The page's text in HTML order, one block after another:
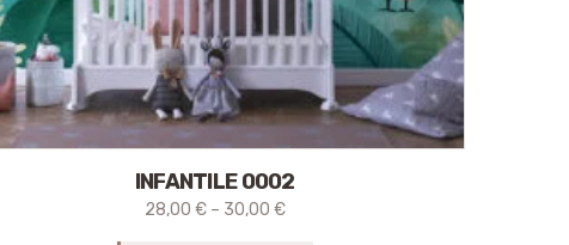
INFANTILE 0002
28,00 € – 30,00 €